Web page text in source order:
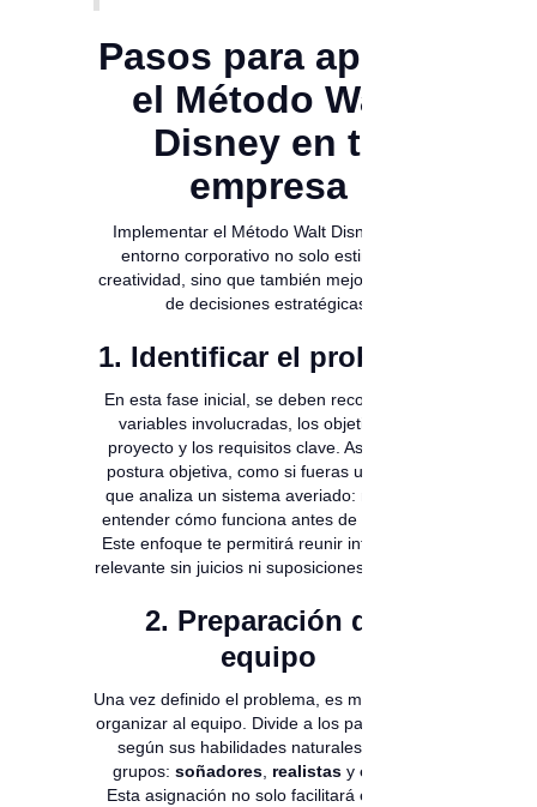
Pasos para aplicar
el Método Walt
Disney en tu
empresa
Implementar el Método Walt Disney en el
entorno corporativo no solo estimula la
creatividad, sino que también mejora la toma
de decisiones estratégicas.
1. Identificar el problema
En esta fase inicial, se deben reconocer las
variables involucradas, los objetivos del
proyecto y los requisitos clave. Asume una
postura objetiva, como si fueras un técnico
que analiza un sistema averiado: necesitas
entender cómo funciona antes de repararlo.
Este enfoque te permitirá reunir información
relevante sin juicios ni suposiciones erróneas.
2. Preparación del
equipo
Una vez definido el problema, es momento de
organizar al equipo. Divide a los participantes
según sus habilidades naturales en tres
grupos: soñadores, realistasy críticos
Esta asignación no solo facilitará el trabajo